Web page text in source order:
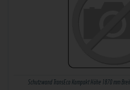
Schutzwand TransEco Kompakt Höhe 1870 mm